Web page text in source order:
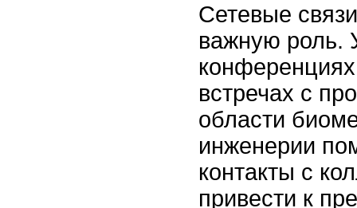
Сетевые
важную роль.
встречах с
области
инженерии
контакты с
привести к